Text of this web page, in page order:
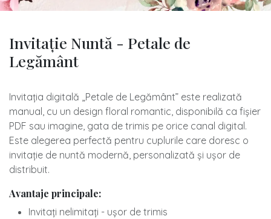
Invitație Nuntă - Petale de
Legământ
Invitația digitală „Petale de Legământ” este realizată
manual, cu un design floral romantic, disponibilă ca fișier
PDF sau imagine, gata de trimis pe orice canal digital.
Este alegerea perfectă pentru cuplurile care doresc o
invitație de nuntă modernă, personalizată și ușor de
distribuit.
Avantaje principale:
Invitați nelimitați - ușor de trimis